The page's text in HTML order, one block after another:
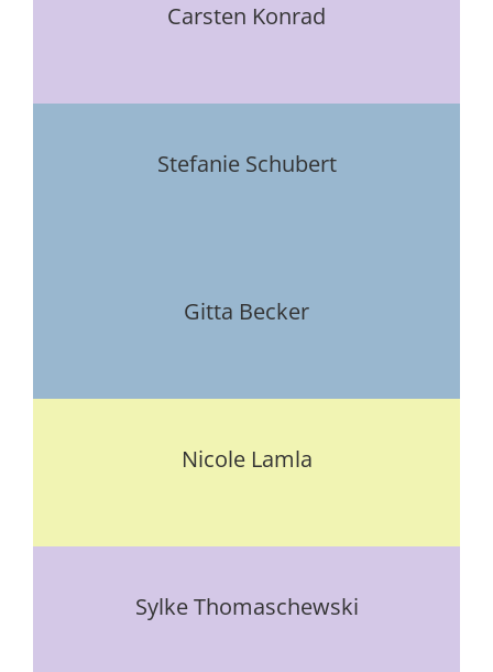
Cars­ten Kon­rad
Ste­fa­nie Schu­bert
Git­ta Becker
Nico­le Lam­la
Syl­ke Tho­ma­schew­ski